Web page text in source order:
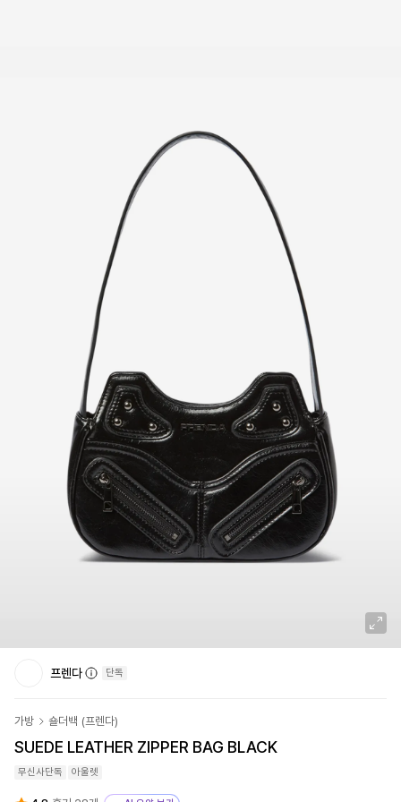
프렌다 단독
가방 숄더백 (프렌다)
SUEDE LEATHER ZIPPER BAG BLACK
무신사단독 아울렛